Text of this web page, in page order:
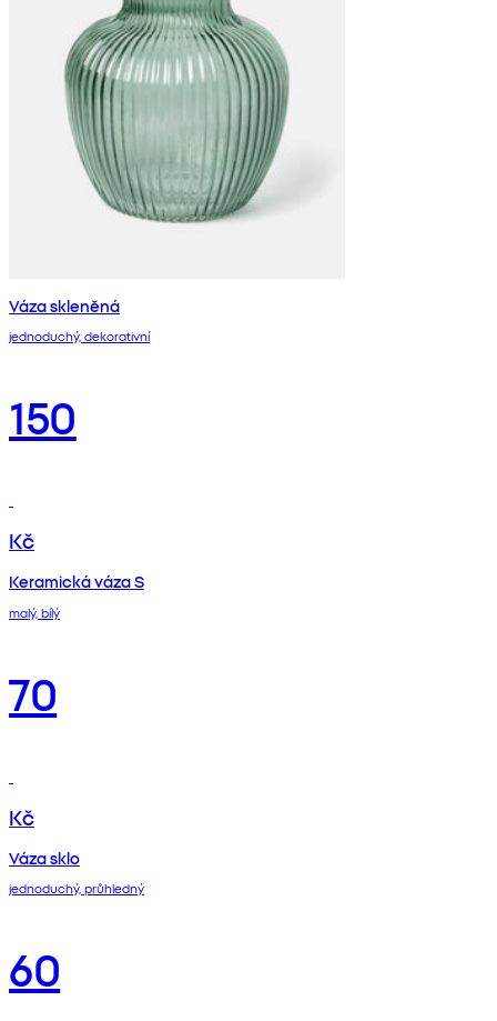
Váza skleněná
jednoduchý, dekorativní
150
Kč
Keramická váza S
malý, bílý
70
Kč
Váza sklo
jednoduchý, průhledný
60